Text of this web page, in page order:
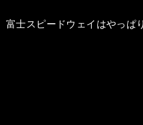
富士スピードウェイはやっぱ